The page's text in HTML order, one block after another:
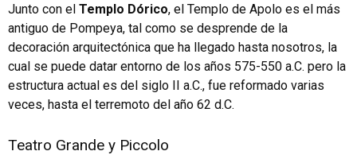
Junto con el Templo Dórico, el Templo de Apolo es el más
antiguo de Pompeya, tal como se desprende de la
decoración arquitectónica que ha llegado hasta nosotros, la
cual se puede datar entorno de los años 575-550 a.C. pero la
estructura actual es del siglo II a.C., fue reformado varias
veces, hasta el terremoto del año 62 d.C.
Teatro Grande y Piccolo